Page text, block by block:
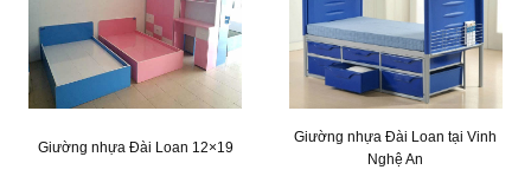
Giường nhựa Đài Loan 12×19
Giường nhựa Đài Loan tại Vinh
Nghệ An